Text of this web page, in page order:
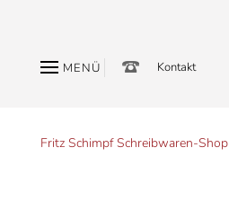
MENÜ Kontakt
Fritz Schimpf Schreibwaren-Shop